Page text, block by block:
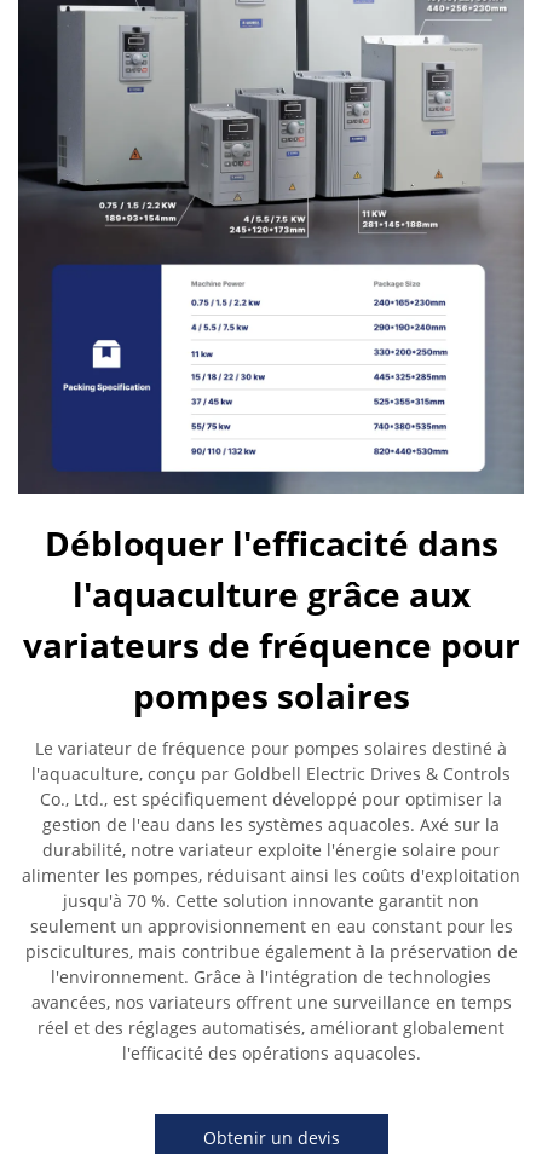
Débloquer l'efficacité dans
l'aquaculture grâce aux
variateurs de fréquence pour
pompes solaires
Le variateur de fréquence pour pompes solaires destiné à
l'aquaculture, conçu par Goldbell Electric Drives & Controls
Co., Ltd., est spécifiquement développé pour optimiser la
gestion de l'eau dans les systèmes aquacoles. Axé sur la
durabilité, notre variateur exploite l'énergie solaire pour
alimenter les pompes, réduisant ainsi les coûts d'exploitation
jusqu'à 70 %. Cette solution innovante garantit non
seulement un approvisionnement en eau constant pour les
piscicultures, mais contribue également à la préservation de
l'environnement. Grâce à l'intégration de technologies
avancées, nos variateurs offrent une surveillance en temps
réel et des réglages automatisés, améliorant globalement
l'efficacité des opérations aquacoles.
Obtenir un devis